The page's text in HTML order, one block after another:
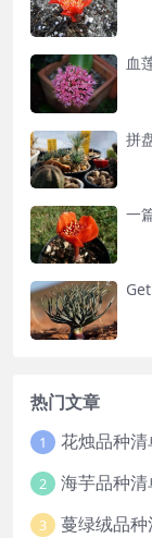
血
拼
一
热门文章
1 花烛品种
2 海芋品种
3 蔓绿绒品